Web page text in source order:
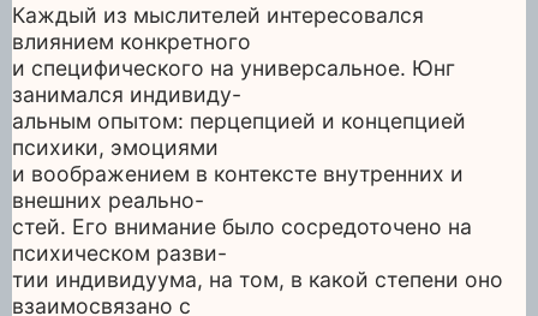
Каждый из мыслителей интересовался
влиянием конкретного
и специфического на универсальное. Юнг
занимался индивиду-
альным опытом: перцепцией и концепцией
психики, эмоциями
и воображением в контексте внутренних и
внешних реально-
стей. Его внимание было сосредоточено на
психическом разви-
тии индивидуума, на том, в какой степени оно
взаимосвязано с